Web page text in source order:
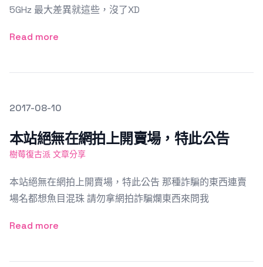
5GHz 最大差異就這些，沒了XD
Read more
發文於
2017-08-10
本站絕無在網拍上開賣場，特此公告
樹莓復古派 文章分享
本站絕無在網拍上開賣場，特此公告 那種詐騙的東西連賣
場名都想魚目混珠 請勿拿網拍詐騙爛東西來問我
Read more